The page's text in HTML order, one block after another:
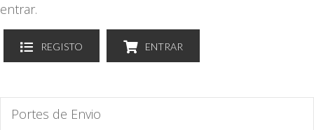
entrar.
REGISTO ENTRAR
Portes de Envio